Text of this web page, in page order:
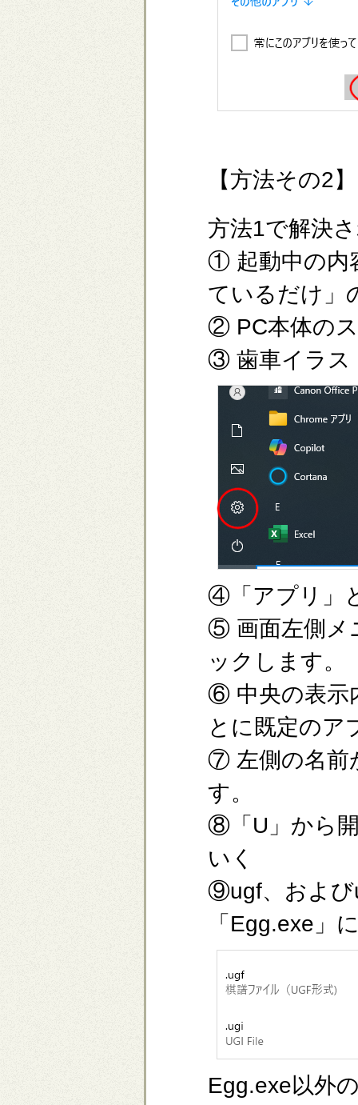
【方法その2】
方法1で解決
① 起動中の内
ているだけ」
② PC本体の
③ 歯車イラス
④「アプリ」
⑤ 画面左側メ
ックします。
⑥ 中央の表示
とに既定のア
⑦ 左側の名前
す。
⑧「U」から
いく
⑨ugf、および
「Egg.exe」
Egg.exe以外